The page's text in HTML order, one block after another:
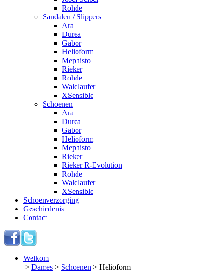
Rohde
Sandalen / Slippers
Ara
Durea
Gabor
Helioform
Mephisto
Rieker
Rohde
Waldlaufer
XSensible
Schoenen
Ara
Durea
Gabor
Helioform
Mephisto
Rieker
Rieker R-Evolution
Rohde
Waldlaufer
XSensible
Schoenverzorging
Geschiedenis
Contact
Welkom
> Dames > Schoenen > Helioform